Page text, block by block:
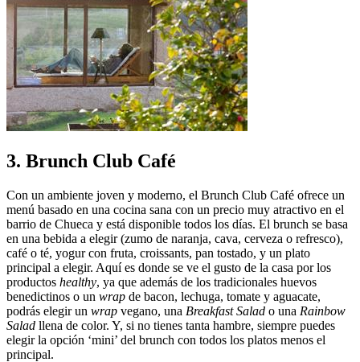
3. Brunch Club Café
Con un ambiente joven y moderno, el Brunch Club Café ofrece un
menú basado en una cocina sana con un precio muy atractivo en el
barrio de Chueca y está disponible todos los días. El brunch se basa
en una bebida a elegir (zumo de naranja, cava, cerveza o refresco),
café o té, yogur con fruta, croissants, pan tostado, y un plato
principal a elegir. Aquí es donde se ve el gusto de la casa por los
productos healthy, ya que además de los tradicionales huevos
benedictinos o un wrap de bacon, lechuga, tomate y aguacate,
podrás elegir un wrap vegano, una Breakfast Salad o una Rainbow
Salad llena de color. Y, si no tienes tanta hambre, siempre puedes
elegir la opción ‘mini’ del brunch con todos los platos menos el
principal.